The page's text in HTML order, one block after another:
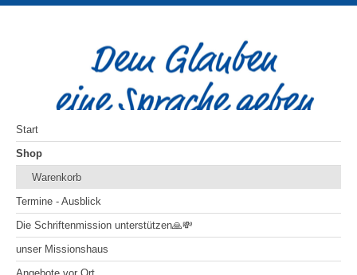
Start
Shop
Warenkorb
Termine - Ausblick
Die Schriftenmission unterstützen🙏💸
unser Missionshaus